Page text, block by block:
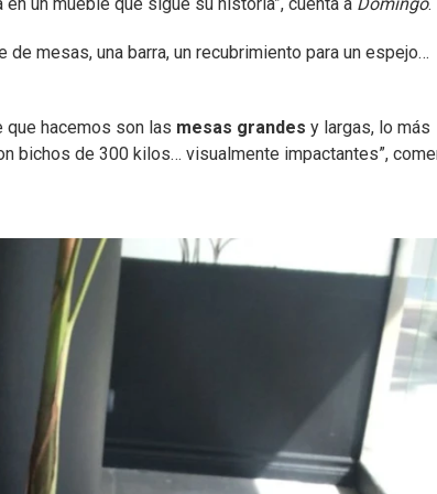
un mueble que sigue su historia”, cuenta a Domingo.
mesas, una barra, un recubrimiento para un espejo…
que hacemos son las mesas grandes y largas, lo más
bichos de 300 kilos… visualmente impactantes”,